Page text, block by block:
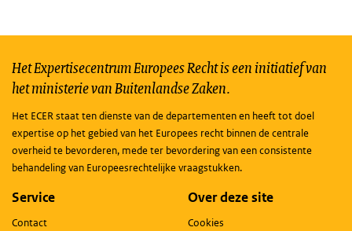
Het Expertisecentrum Europees Recht is een initiatief van
het ministerie van Buitenlandse Zaken.
Het ECER staat ten dienste van de departementen en heeft tot doel
expertise op het gebied van het Europees recht binnen de centrale
overheid te bevorderen, mede ter bevordering van een consistente
behandeling van Europeesrechtelijke vraagstukken.
Service
Contact
Over deze site
Cookies